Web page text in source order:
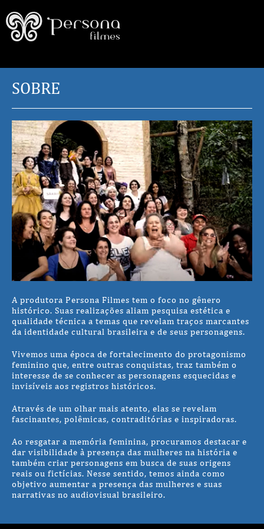
SOBRE
A produtora Persona Filmes tem o foco no gênero
histórico. Suas realizações aliam pesquisa estética e
qualidade técnica a temas que revelam traços marcantes
da identidade cultural brasileira e de seus personagens.
Vivemos uma época de fortalecimento do protagonismo
feminino que, entre outras conquistas, traz também o
interesse de se conhecer as personagens esquecidas e
invisíveis aos registros históricos.
Através de um olhar mais atento, elas se revelam
fascinantes, polêmicas, contraditórias e inspiradoras.
Ao resgatar a memória feminina, procuramos destacar e
dar visibilidade à presença das mulheres na história e
também criar personagens em busca de suas origens
reais ou fictícias. Nesse sentido, temos ainda como
objetivo aumentar a presença das mulheres e suas
narrativas no audiovisual brasileiro.